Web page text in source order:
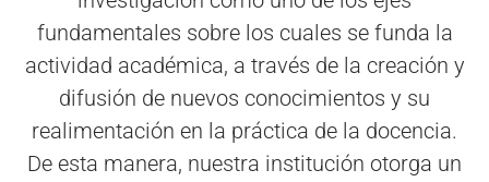
fundamentales sobre los cuales se funda la
actividad académica, a través de la creación y
difusión de nuevos conocimientos y su
realimentación en la práctica de la docencia.
De esta manera, nuestra institución otorga un